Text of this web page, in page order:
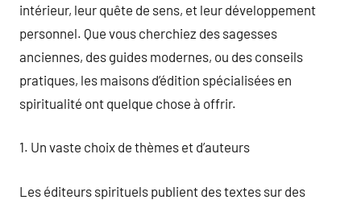
intérieur, leur quête de sens, et leur développement
personnel. Que vous cherchiez des sagesses
anciennes, des guides modernes, ou des conseils
pratiques, les maisons d’édition spécialisées en
spiritualité ont quelque chose à offrir.
1. Un vaste choix de thèmes et d’auteurs
Les éditeurs spirituels publient des textes sur des